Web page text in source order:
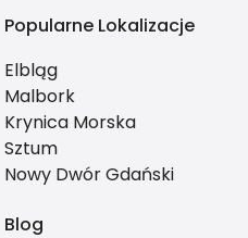
Popularne Lokalizacje
Elbląg
Malbork
Krynica Morska
Sztum
Nowy Dwór Gdański
Blog